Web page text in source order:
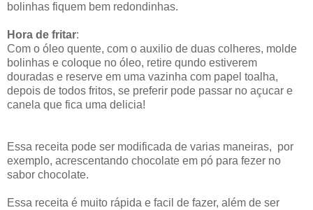
bolinhas fiquem bem redondinhas.
Hora de fritar:
Com o óleo quente, com o auxilio de duas colheres, molde
bolinhas e coloque no óleo, retire qundo estiverem
douradas e reserve em uma vazinha com papel toalha,
depois de todos fritos, se preferir pode passar no açucar e
canela que fica uma delicia!
Essa receita pode ser modificada de varias maneiras, por
exemplo, acrescentando chocolate em pó para fezer no
sabor chocolate.
Essa receita é muito rápida e facil de fazer, além de ser